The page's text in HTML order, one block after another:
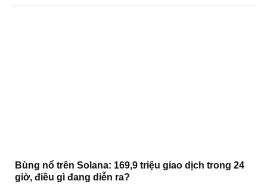
Bùng nổ trên Solana: 169,9 triệu giao dịch trong 24
giờ, điều gì đang diễn ra?